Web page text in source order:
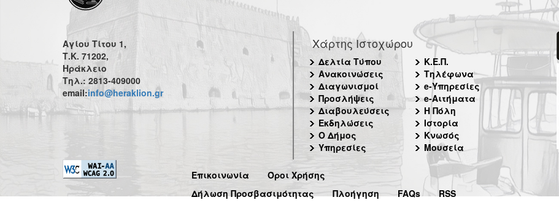
Αγίου Τίτου 1,
Τ.Κ. 71202,
Ηράκλειο
Τηλ.: 2813-409000
email:info@heraklion.gr
Χάρτης Ιστοχώρου
Δελτία Τύπου
Ανακοινώσεις
Διαγωνισμοί
Προσλήψεις
Διαβουλεύσεις
Εκδηλώσεις
Ο Δήμος
Υπηρεσίες
Κ.Ε.Π.
Τηλέφωνα
e-Υπηρεσίες
e-Αιτήματα
Η Πόλη
Ιστορία
Κνωσός
Μουσεία
Επικοινωνία
Όροι Χρήσης
Δήλωση Προσβασιμότητας
Πλοήγηση FAQs RSS